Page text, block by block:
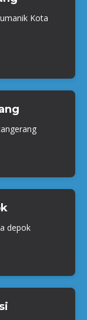
Kota
depok